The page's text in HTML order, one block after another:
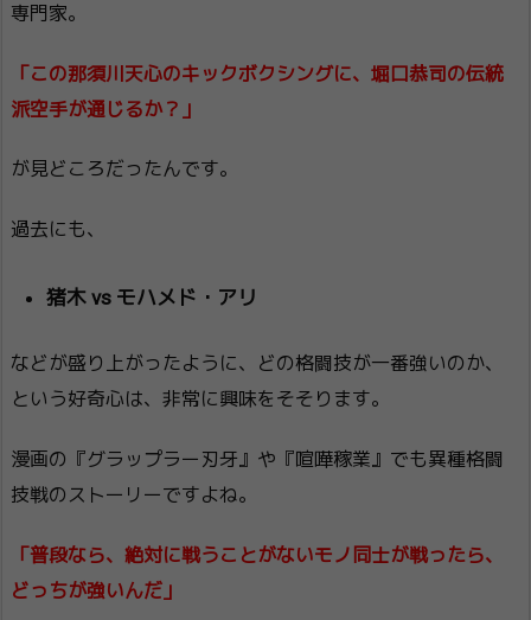
専門家。
「この那須川天心のキックボクシングに、堀口恭司の伝統
派空手が通じるか？」
が見どころだったんです。
過去にも、
猪木 vs モハメド・アリ
などが盛り上がったように、どの格闘技が一番強いのか、
という好奇心は、非常に興味をそそります。
漫画の『グラップラー刃牙』や『喧嘩稼業』でも異種格闘
技戦のストーリーですよね。
「普段なら、絶対に戦うことがないモノ同士が戦ったら、
どっちが強いんだ」